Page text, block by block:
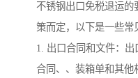
不锈钢出口免税退运
策而定，以下是一些常
1. 出口合同和文件：
合同、、装箱单和其他